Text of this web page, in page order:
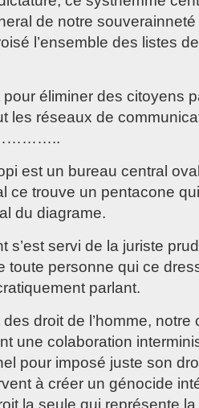
de notre
l’ensemble des listes
éliminer des citoyens
les réseaux de
est un bureau central
ce trouve un pentacone
du diagrame.
s’est servi de la juriste
toute personne qui ce
parlant.
droit de l’homme, notre
une colaboration
pour imposé juste son
à créer un génocide
la seule qui représente